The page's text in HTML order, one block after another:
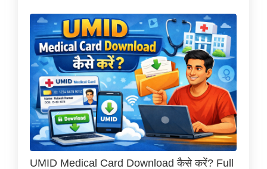
UMID Medical Card Download कैसे करें? Full